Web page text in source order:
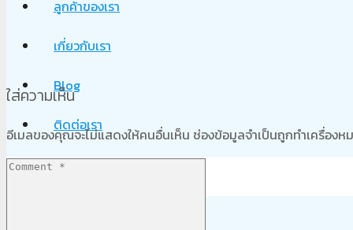
ลูกค้าของเรา
เกี่ยวกับเรา
Blog
ติดต่อเรา
ใส่ความเห็น
อีเมลของคุณจะไม่แสดงให้คนอื่นเห็น ช่องข้อมูลจำเป็นถูกทำเครื่องห